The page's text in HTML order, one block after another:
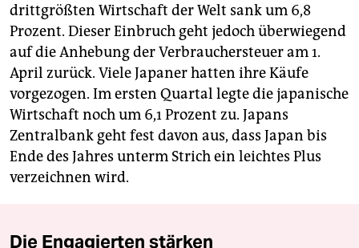
drittgrößten Wirtschaft der Welt sank um 6,8
Prozent. Dieser Einbruch geht jedoch überwiegend
auf die Anhebung der Verbrauchersteuer am 1.
April zurück. Viele Japaner hatten ihre Käufe
vorgezogen. Im ersten Quartal legte die japanische
Wirtschaft noch um 6,1 Prozent zu. Japans
Zentralbank geht fest davon aus, dass Japan bis
Ende des Jahres unterm Strich ein leichtes Plus
verzeichnen wird.
Die Engagierten stärken